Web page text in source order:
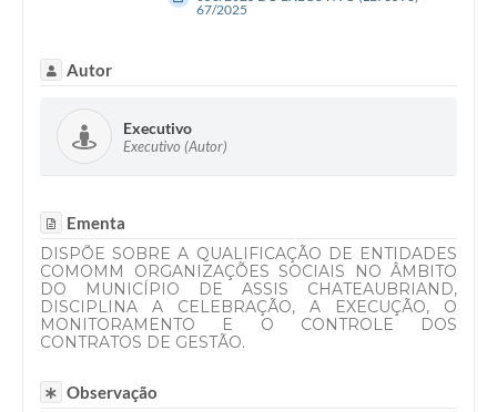
67/2025
Autor
Executivo
Executivo (Autor)
Ementa
DISPÕE SOBRE A QUALIFICAÇÃO DE ENTIDADES
COMOMM ORGANIZAÇÕES SOCIAIS NO ÂMBITO
DO MUNICÍPIO DE ASSIS CHATEAUBRIAND,
DISCIPLINA A CELEBRAÇÃO, A EXECUÇÃO, O
MONITORAMENTO E O CONTROLE DOS
CONTRATOS DE GESTÃO.
Observação